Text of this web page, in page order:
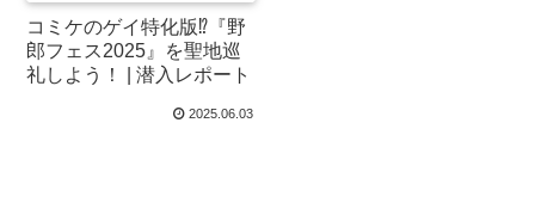
コミケのゲイ特化版⁉『野
郎フェス2025』を聖地巡
礼しよう！ | 潜入レポート
2025.06.03